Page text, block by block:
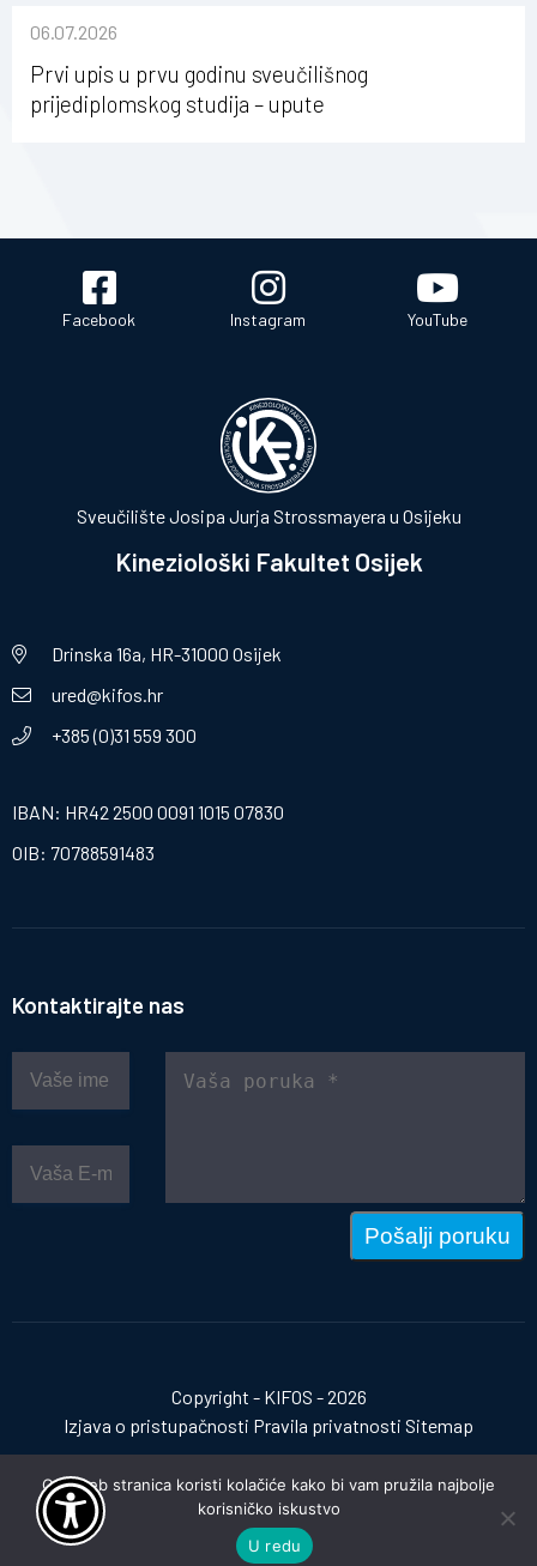
Osijeku
06.07.2026
Prvi upis u prvu godinu sveučilišnog
prijediplomskog studija – upute
Facebook Instagram YouTube
Sveučilište Josipa Jurja Strossmayera u Osijeku
Kineziološki Fakultet Osijek
Drinska 16a, HR-31000 Osijek
ured@kifos.hr
+385 (0)31 559 300
IBAN: HR42 2500 0091 1015 07830
OIB: 70788591483
Kontaktirajte nas
Pošalji poruku
Copyright - KIFOS - 2026
Izjava o pristupačnosti Pravila privatnosti Sitemap
Izrada web stranica:invictum.hr
Ova web stranica koristi kolačiće kako bi vam pružila najbolje
korisničko iskustvo
U redu